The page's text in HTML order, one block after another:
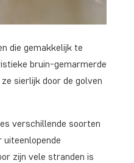
die gemakkelijk te
bruin-gemarmerde
sierlijk door de golven
verschillende soorten
uiteenlopende
zijn vele stranden is